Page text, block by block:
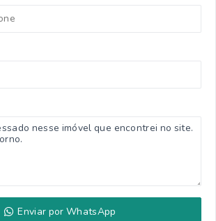
Enviar por WhatsApp